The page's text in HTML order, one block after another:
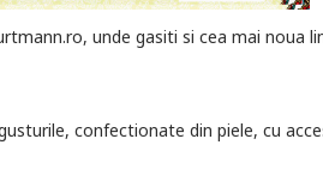
unde gasiti si cea mai noua
confectionate din piele, cu